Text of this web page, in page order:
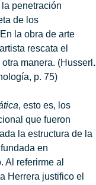
penetración
de los
la obra de arte
rescata el
manera. (Husserl .
p. 75)
, esto es, los
que fueron
la estructura de la
fundada en
Al referirme al
Herrera justifico el